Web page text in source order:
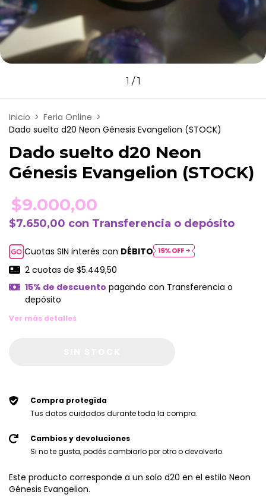
1 /1
Inicio > Feria Online >
Dado suelto d20 Neon Génesis Evangelion (STOCK)
Dado suelto d20 Neon
Génesis Evangelion (STOCK)
$9.000,00
$7.650,00 con Transferencia o depósito
Cuotas SIN interés con DÉBITO
2 cuotas de $5.449,50
15% de descuento pagando con Transferencia o
depósito
Ver más detalles
Compra protegida
Tus datos cuidados durante toda la compra.
Cambios y devoluciones
Si no te gusta, podés cambiarlo por otro o devolverlo.
Este producto corresponde a un solo d20 en el estilo Neon
Génesis Evangelion.